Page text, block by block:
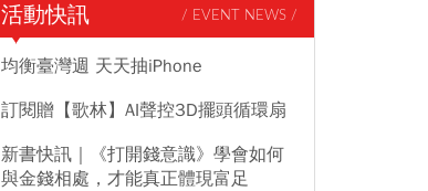
活動快訊 / EVENT NEWS /
均衡臺灣週 天天抽iPhone
訂閱贈【歌林】AI聲控3D擺頭循環扇
新書快訊｜《打開錢意識》學會如何
與金錢相處，才能真正體現富足